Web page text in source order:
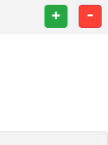
+ -